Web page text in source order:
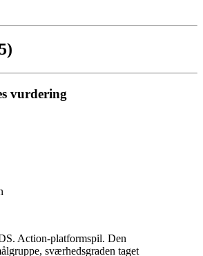
vurdering
Action-platformspil. Den
sværhedsgraden taget